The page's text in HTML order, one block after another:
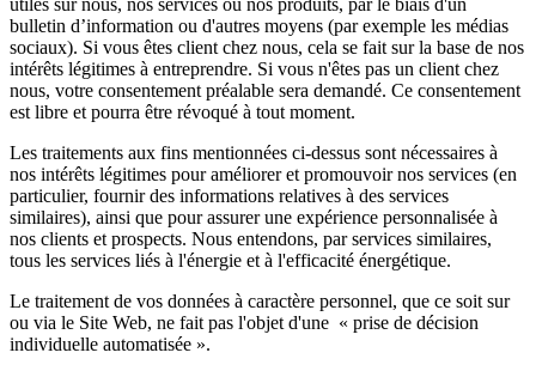
utiles sur nous, nos services ou nos produits, par le biais d'un
bulletin d’information ou d'autres moyens (par exemple les médias
sociaux). Si vous êtes client chez nous, cela se fait sur la base de nos
intérêts légitimes à entreprendre. Si vous n'êtes pas un client chez
nous, votre consentement préalable sera demandé. Ce consentement
est libre et pourra être révoqué à tout moment.
Les traitements aux fins mentionnées ci-dessus sont nécessaires à
nos intérêts légitimes pour améliorer et promouvoir nos services (en
particulier, fournir des informations relatives à des services
similaires), ainsi que pour assurer une expérience personnalisée à
nos clients et prospects. Nous entendons, par services similaires,
tous les services liés à l'énergie et à l'efficacité énergétique.
Le traitement de vos données à caractère personnel, que ce soit sur
ou via le Site Web, ne fait pas l'objet d'une « prise de décision
individuelle automatisée ».